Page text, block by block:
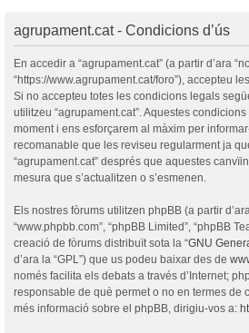
agrupament.cat - Condicions d’ús
En accedir a “agrupament.cat” (a partir d’ara
“https://www.agrupament.cat/foro”), accepteu
Si no accepteu totes les condicions legals
utilitzeu “agrupament.cat”. Aquestes
moment i ens esforçarem al màxim per
recomanable que les reviseu regularment ja
“agrupament.cat” després que aquestes
mesura que s’actualitzen o s’esmenen.
Els nostres fòrums utilitzen phpBB (a partir d’ara
“www.phpbb.com”, “phpBB Limited”, “phpBB
creació de fòrums distribuït sota la “GNU
d’ara la “GPL”) que us podeu baixar des de
només facilita els debats a través d’Internet;
responsable de què permet o no en termes de
més informació sobre el phpBB, dirigiu-vos a: